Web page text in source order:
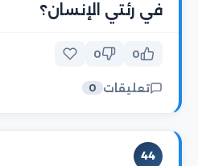
في رئتي الإنسان؟
0
0
تعليقات 0
44